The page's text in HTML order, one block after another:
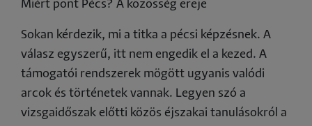
Miért pont Pécs? A közösség ereje
Sokan kérdezik, mi a titka a pécsi képzésnek. A
válasz egyszerű, itt nem engedik el a kezed. A
támogatói rendszerek mögött ugyanis valódi
arcok és történetek vannak. Legyen szó a
vizsgaidőszak előtti közös éjszakai tanulásokról a